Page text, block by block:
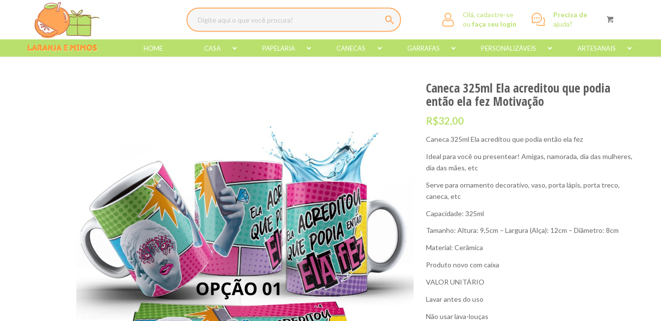
Olá, cadastre-se
oufaça seu login
Precisa de
ajuda?
HOME CASA PAPELARIA CANECAS GARRAFAS PERSONALIZÁVEIS ARTESANAIS
Caneca 325ml Ela acreditou que podia
então ela fez Motivação
R$32,00
Caneca 325ml Ela acreditou que podia então ela fez
Ideal para você ou presentear! Amigas, namorada, dia das mulheres,
dia das mães, etc
Serve para ornamento decorativo, vaso, porta lápis, porta treco,
caneca, etc
Capacidade: 325ml
Tamanho: Altura: 9,5cm – Largura (Alça): 12cm – Diâmetro: 8cm
Material: Cerâmica
Produto novo com caixa
VALOR UNITÁRIO
Lavar antes do uso
Não usar lava-louças